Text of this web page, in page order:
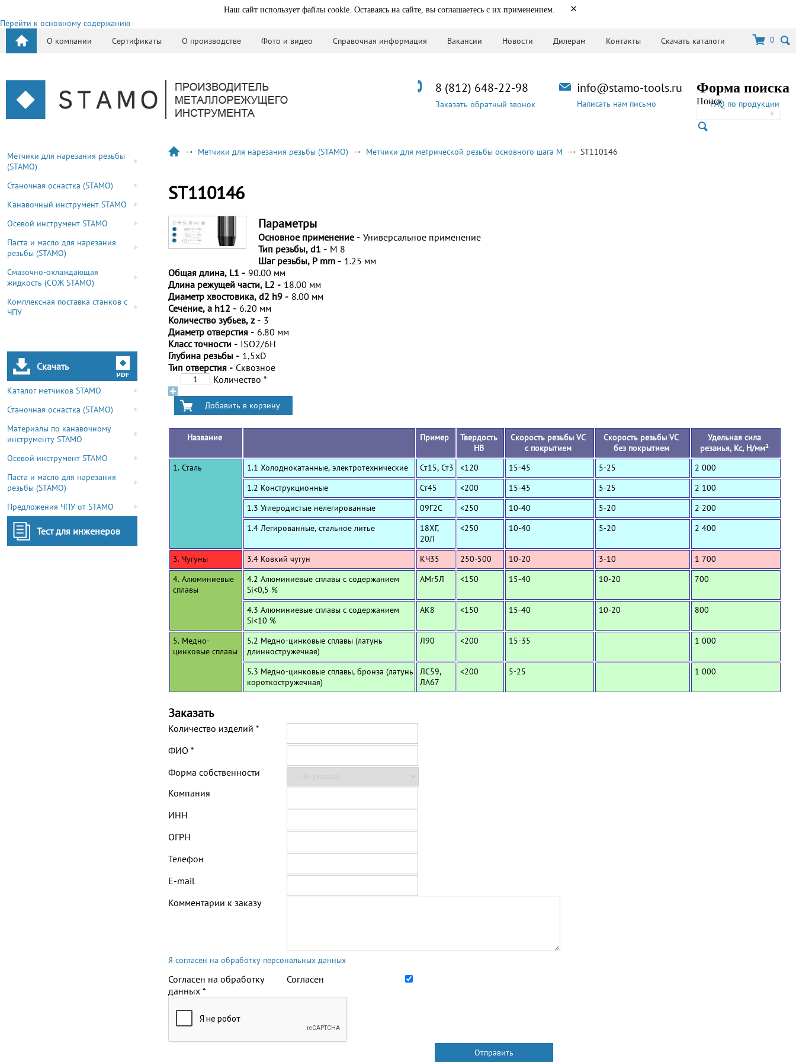
Наш сайт использует файлы cookie. Оставаясь на сайте, вы соглашаетесь с их применением. ×
Перейти к основному содержанию
О компании
Сертификаты О производстве Фото и видео Справочная информация Вакансии Новости Дилерам Контакты Скачать каталоги 0
Форма поиска
ПоискFAQ по продукции
info@stamo-tools.ru
Написать нам письмо
8 (812) 648-22-98
Заказать обратный звонок
Метчики для нарезания резьбы
(STAMO)
Станочная оснастка (STAMO)
Канавочный инструмент STAMO
Осевой инструмент STAMO
Паста и масло для нарезания
резьбы (STAMO)
Смазочно-охлаждающая
жидкость (СОЖ STAMO)
Комплексная поставка станков с
ЧПУ
Скачать
Каталог метчиков STAMO
Станочная оснастка (STAMO)
Материалы по канавочному
инструменту STAMO
Осевой инструмент STAMO
Паста и масло для нарезания
резьбы (STAMO)
Предложения ЧПУ от STAMO
Тест для инженеров
Метчики для нарезания резьбы (STAMO) Метчики для метрической резьбы основного шага M ST110146
ST110146
Параметры
Основное применение - Универсальное применение
Тип резьбы, d1 - M 8
Шаг резьбы, P mm - 1.25 мм
Общая длина, L1 - 90.00 мм
Длина режущей части, L2 - 18.00 мм
Диаметр хвостовика, d2 h9 - 8.00 мм
Сечение, a h12 - 6.20 мм
Количество зубьев, z - 3
Диаметр отверстия - 6.80 мм
Класс точности - ISO2/6H
Глубина резьбы - 1,5xD
Тип отверстия - Сквозное
Количество *
Название Пример
Твердость
HB
Скорость резьбы VC
с покрытием
Скорость резьбы VC
без покрытием
Удельная сила
резанья, Кс, Н/мм²
1. Сталь
1.1 Холоднокатанные, электротехнические Ст15, Ст3 <120 15-45 5-25
2 000
1.2 Конструкционные
Ст45 <200 15-45 5-25
2 100
1.3 Углеродистые нелегированные
09Г2С <250 10-40 5-20
2 200
1.4 Легированные, стальное литье
18ХГ,
20Л
<250 10-40 5-20 2 400
3. Чугуны 3.4 Ковкий чугун КЧ35 250-500 10-20 3-10
1 700
4. Алюминиевые
сплавы
4.2 Алюминиевые сплавы с содержанием
Si<0,5 %
АМг5Л <150 15-40 10-20 700
4.3 Алюминиевые сплавы с содержанием
Si<10 %
АК8 <150 15-40 10-20 800
5. Медно-
цинковые сплавы
5.2 Медно-цинковые сплавы (латунь
длинностружечная)
Л90 <200 15-35 1 000
5.3 Медно-цинковые сплавы, бронза (латунь
короткостружечная)
ЛС59,
ЛА67
<200 5-25 1 000
Заказать
Количество изделий *
ФИО *
Форма собственности
Компания
ИНН
ОГРН
Телефон
E-mail
Комментарии к заказу
Я согласен на обработку персональных данных
Согласен на обработку
данных *
Согласен